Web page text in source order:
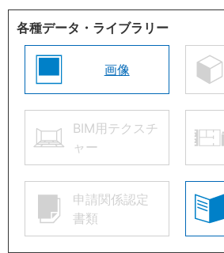
各種データ・ライブラリー
画像
BIM用テクスチ
ャー
申請関係認定
書類